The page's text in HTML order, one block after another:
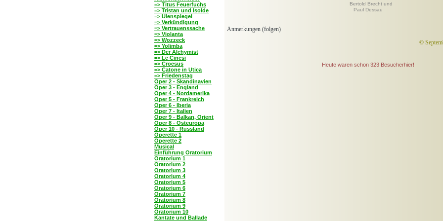
=> Titus Feuerfuchs
=> Tristan und Isolde
=> Ulenspiegel
=> Verkündigung
=> Vertrauenssache
=> Violanta
=> Wozzeck
=> Yolimba
=> Der Alchymist
=> Le Cinesi
=> Croesus
=> Catone in Utica
=> Friedenstag
Oper 2 - Skandinavien
Oper 3 - England
Oper 4 - Nordamerika
Oper 5 - Frankreich
Oper 6 - Iberia
Oper 7 - Italien
Oper 9 - Balkan, Orient
Oper 8 - Osteuropa
Oper 10 - Russland
Operette 1
Operette 2
Musical
Einführung Oratorium
Oratorium 1
Oratorium 2
Oratorium 3
Oratorium 4
Oratorium 5
Oratorium 6
Oratorium 7
Oratorium 8
Oratorium 9
Oratorium 10
Kantate und Ballade
Bertold Brecht und
Paul Dessau
Anmerkungen (folgen)
©
Heute waren schon 323 Besucherhier!